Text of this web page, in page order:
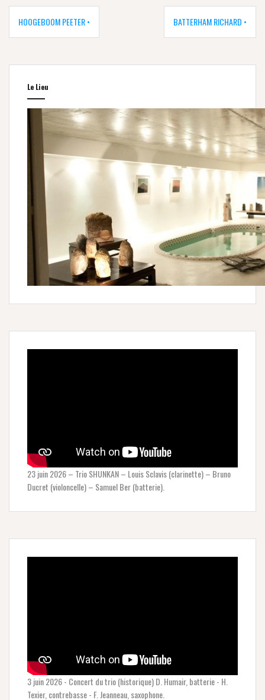
Navigation
HOOGEBOOM PEETER • BATTERHAM RICHARD •
Le Lieu
23 juin 2026 – Trio SHUNKAN – Louis Sclavis (clarinette) – Bruno
Ducret (violoncelle) – Samuel Ber (batterie).
3 juin 2026 - Concert du trio (historique) D. Humair, batterie - H.
Texier, contrebasse - F. Jeanneau, saxophone.